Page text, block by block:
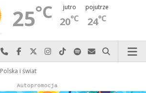
25°C jutro
20°C
pojutrze
24°C
Najlepiej po prostu do nas zadzwoń
Odwiedź nas na Facebook-u
Odwiedź nas na X
Odwiedź nas na Instagram-ie
Odwiedź nas na TikTok-u
Szukaj nas na Spotify
Wyślij do nas
Szukaj
Polska i świat
Autopromocja
Autopromocja